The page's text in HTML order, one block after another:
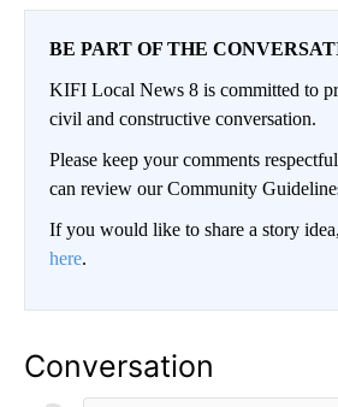
BE PART OF THE
KIFI Local News 8 is committed to
civil and constructive conversation.
Please keep your comments
can review our Community
If you would like to share a story
here.
Conversation